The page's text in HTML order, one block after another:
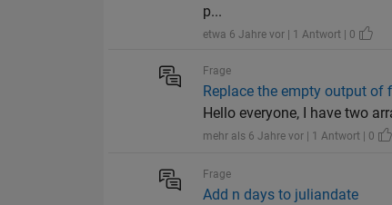
p...
etwa 6 Jahre vor | 1 Antwort | 0
Frage
Replace the empty output
Hello everyone, I have two
mehr als 6 Jahre vor | 1 Antwort | 0
Frage
Add n days to juliandate